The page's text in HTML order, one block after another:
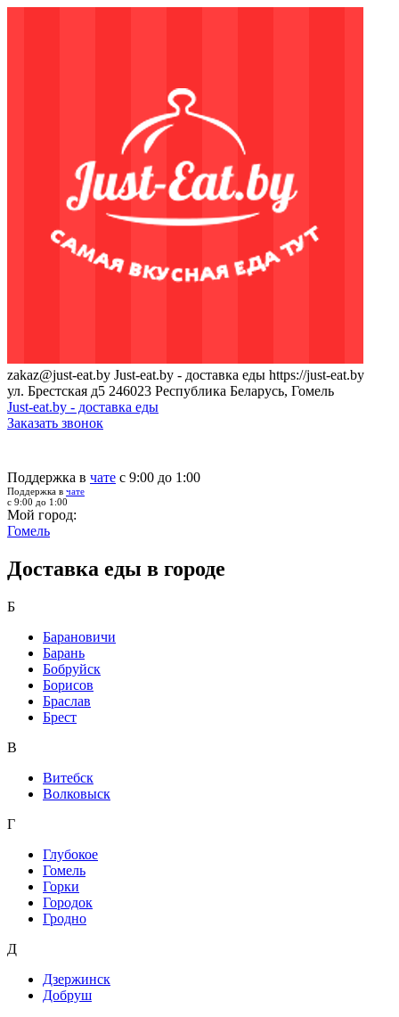
zakaz@just-eat.by Just-eat.by - доставка еды https://just-eat.by
ул. Брестская д5 246023 Республика Беларусь, Гомель
Just-eat.by - доставка еды
Заказать звонок
Поддержка в чате с 9:00 до 1:00
Поддержка в чате
с 9:00 до 1:00
Мой город:
Гомель
Доставка еды в городе
Б
Барановичи
Барань
Бобруйск
Борисов
Браслав
Брест
В
Витебск
Волковыск
Г
Глубокое
Гомель
Горки
Городок
Гродно
Д
Дзержинск
Добруш